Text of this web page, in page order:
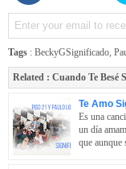
Tags : BeckyGSignificado,
Related : Cuando Te Besé
Te Amo
Es una
un día
que aunque